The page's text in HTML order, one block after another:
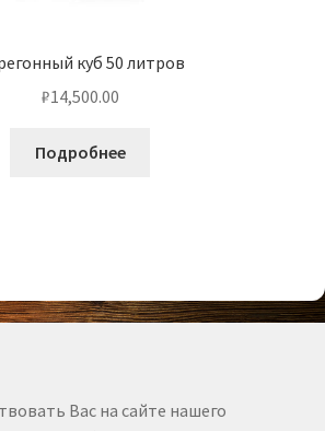
куб 50 литров
₽14,500.00
Подробнее
Вас на сайте нашего